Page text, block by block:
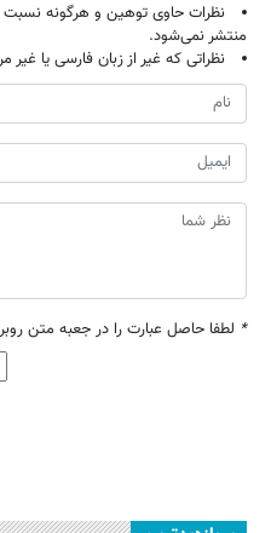
نظرات حاوی توهین و هرگونه
منتشر نمی‌شود.
نظراتی که غیر از زبان فارسی یا
* لطفا حاصل عبارت را در جعبه متن